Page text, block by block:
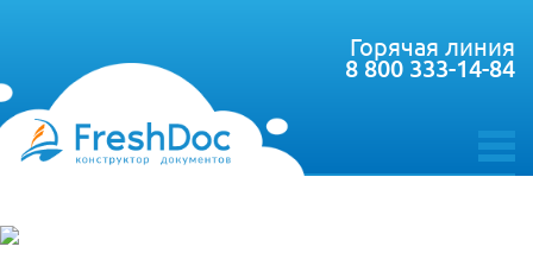
toggle
Горячая линия
8 800 333-14-84